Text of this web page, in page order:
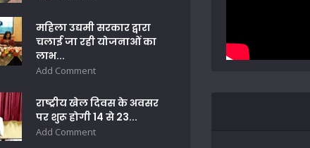
महिला उद्यमी सरकार द्वारा
चलाई जा रही योजनाओं का
लाभ...
Add Comment
राष्ट्रीय खेल दिवस के अवसर
पर शुरू होगी 14 से 23...
Add Comment